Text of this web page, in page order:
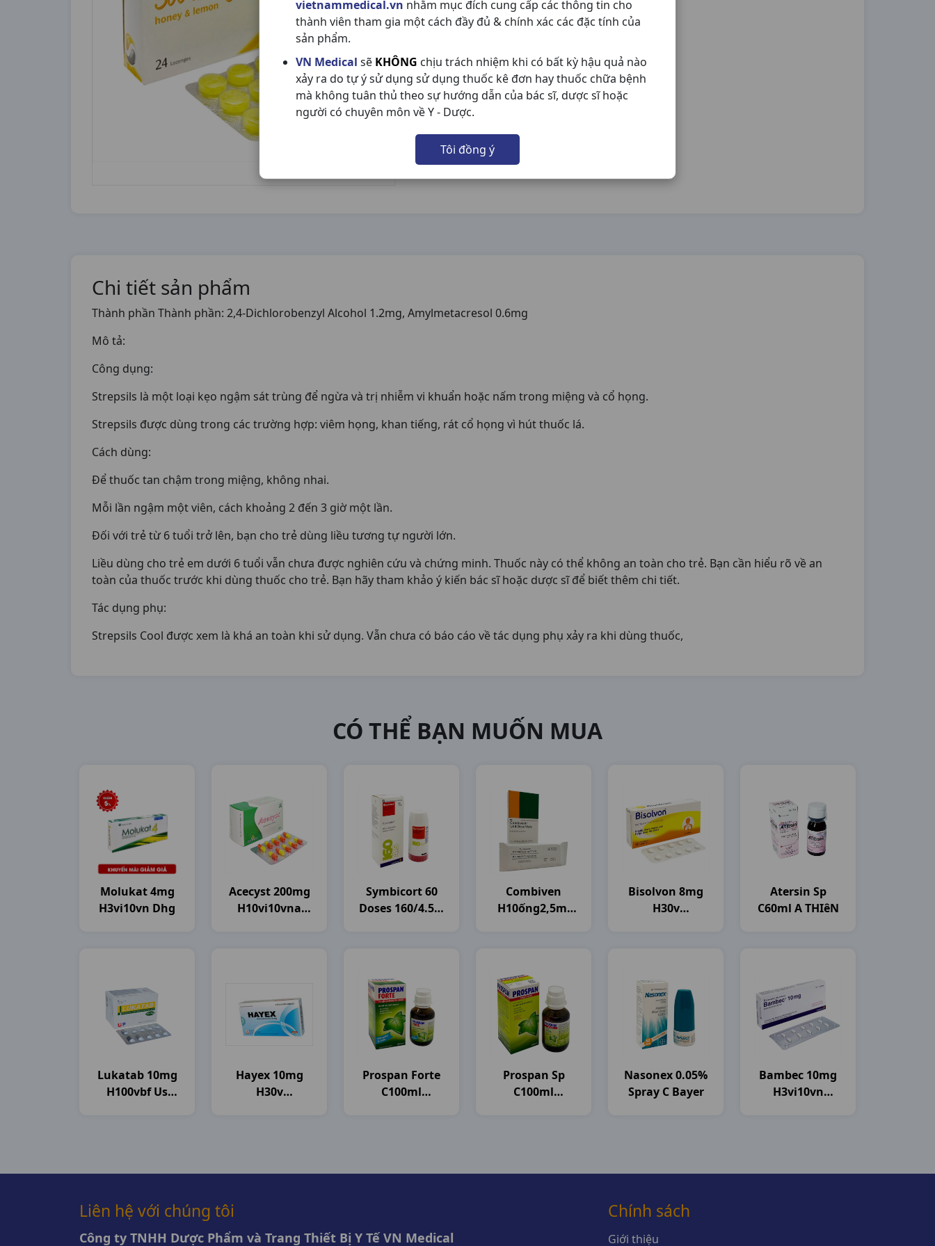
vietnammedical.vn nhằm mục đích cung cấp các thông tin cho
thành viên tham gia một cách đầy đủ & chính xác các đặc tính của
sản phẩm.
VN Medical sẽ KHÔNG chịu trách nhiệm khi có bất kỳ hậu quả nào
xảy ra do tự ý sử dụng sử dụng thuốc kê đơn hay thuốc chữa bệnh
mà không tuân thủ theo sự hướng dẫn của bác sĩ, dược sĩ hoặc
người có chuyên môn về Y - Dược.
Tôi đồng ý
Chi tiết sản phẩm
Thành phần Thành phần: 2,4-Dichlorobenzyl Alcohol 1.2mg, Amylmetacresol 0.6mg
Mô tả:
Công dụng:
Strepsils là một loại kẹo ngậm sát trùng để ngừa và trị nhiễm vi khuẩn hoặc nấm trong miệng và cổ họng.
Strepsils được dùng trong các trường hợp: viêm họng, khan tiếng, rát cổ họng vì hút thuốc lá.
Cách dùng:
Để thuốc tan chậm trong miệng, không nhai.
Mỗi lần ngậm một viên, cách khoảng 2 đến 3 giờ một lần.
Đối với trẻ từ 6 tuổi trở lên, bạn cho trẻ dùng liều tương tự người lớn.
Liều dùng cho trẻ em dưới 6 tuổi vẫn chưa được nghiên cứu và chứng minh. Thuốc này có thể không an toàn cho trẻ. Bạn cần hiểu rõ về an
toàn của thuốc trước khi dùng thuốc cho trẻ. Bạn hãy tham khảo ý kiến bác sĩ hoặc dược sĩ để biết thêm chi tiết.
Tác dụng phụ:
Strepsils Cool được xem là khá an toàn khi sử dụng. Vẫn chưa có báo cáo về tác dụng phụ xảy ra khi dùng thuốc,
CÓ THỂ BẠN MUỐN MUA
Molukat 4mg
H3vi10vn Dhg
Acecyst 200mg
H10vi10vna
Symbicort 60
Doses 160/4.5 C
Combiven
H10ống2,5ml
Bisolvon 8mg
H30v
Atersin Sp
C60ml A THIêN
Lukatab 10mg
H100vbf Us
Hayex 10mg
H30v
Prospan Forte
C100ml
Prospan Sp
C100ml
Nasonex 0.05%
Spray C Bayer
Bambec 10mg
H3vi10vn
Liên hệ với chúng tôi
Công ty TNHH Dược Phẩm và Trang Thiết Bị Y Tế VN Medical
Chính sách
Giới thiệu